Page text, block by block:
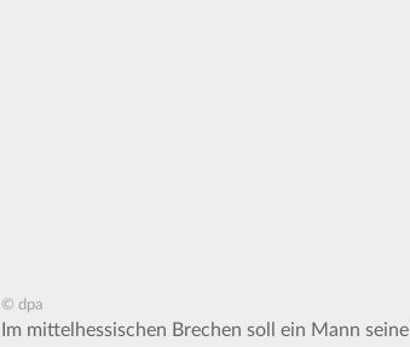
© dpa
Im mittelhessischen Brechen soll ein Mann